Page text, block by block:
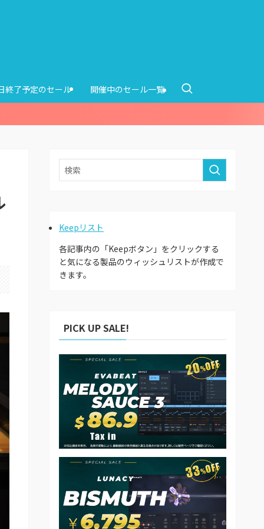
了予定のセール 開催中のセール一覧
Keepリスト
各記事内の「Keepボタン」をクリックする
と気になる製品のウィッシュリストが作成で
きます。
PICK UP SALE!